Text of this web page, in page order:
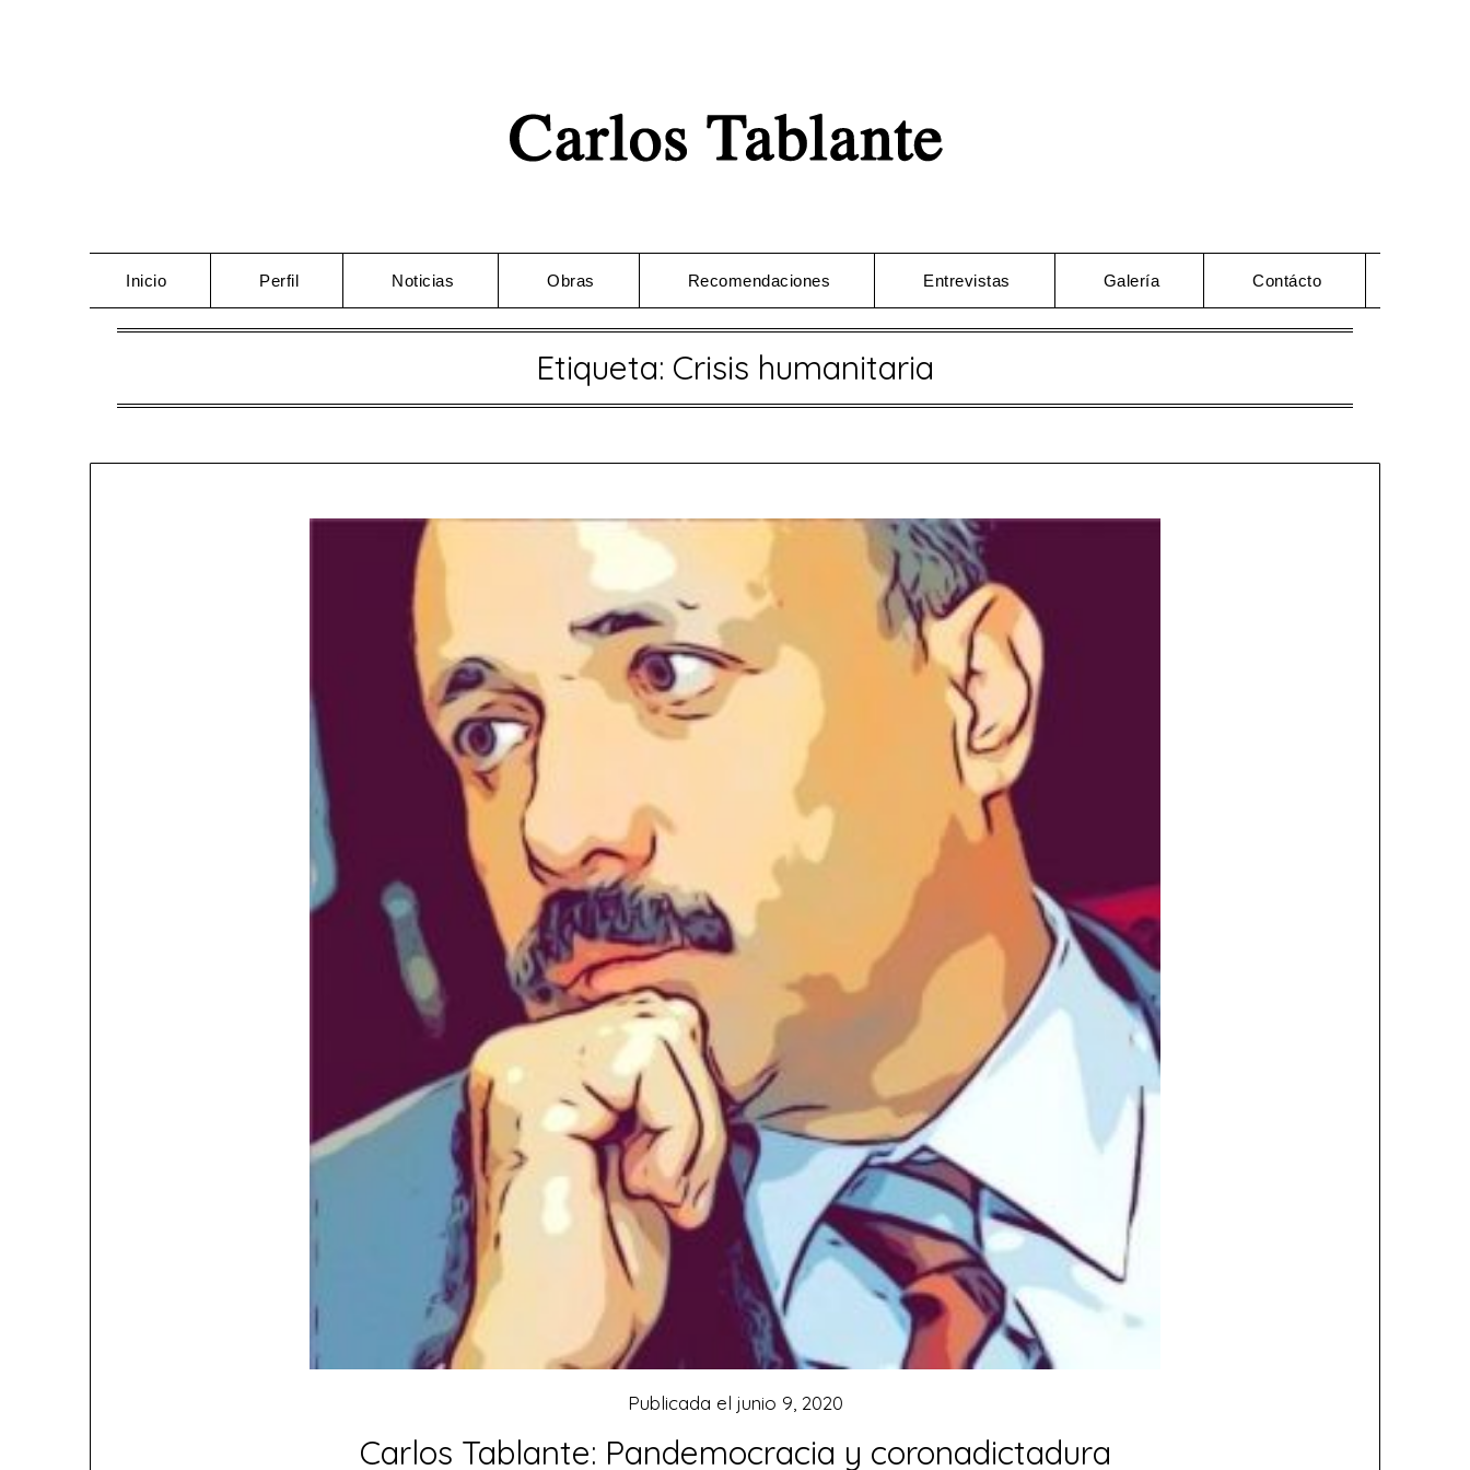
Inicio Perfil Noticias Obras Recomendaciones Entrevistas Galería Contácto
Etiqueta: Crisis humanitaria
Carlos Tablante: Pandemocracia y coronadictadura
Publicada el junio 9, 2020